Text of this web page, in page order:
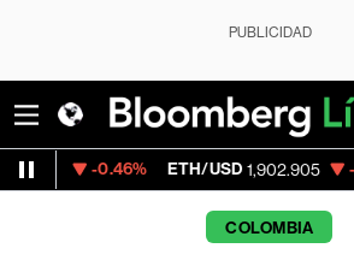
PUBLICIDAD
ETH/USD 1,902.905 -0.67% Visa
COLOMBIA